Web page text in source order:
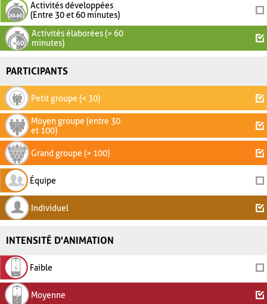
Activités développées
(Entre 30 et 60 minutes)
Activités élaborées (> 60
minutes)
PARTICIPANTS
Petit groupe (< 30)
Moyen groupe (entre 30
et 100)
Grand groupe (> 100)
Équipe
Individuel
INTENSITÉ D'ANIMATION
Faible
Moyenne